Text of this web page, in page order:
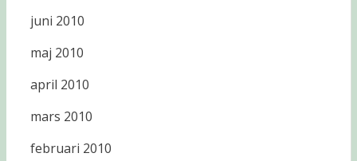
juni 2010
maj 2010
april 2010
mars 2010
februari 2010